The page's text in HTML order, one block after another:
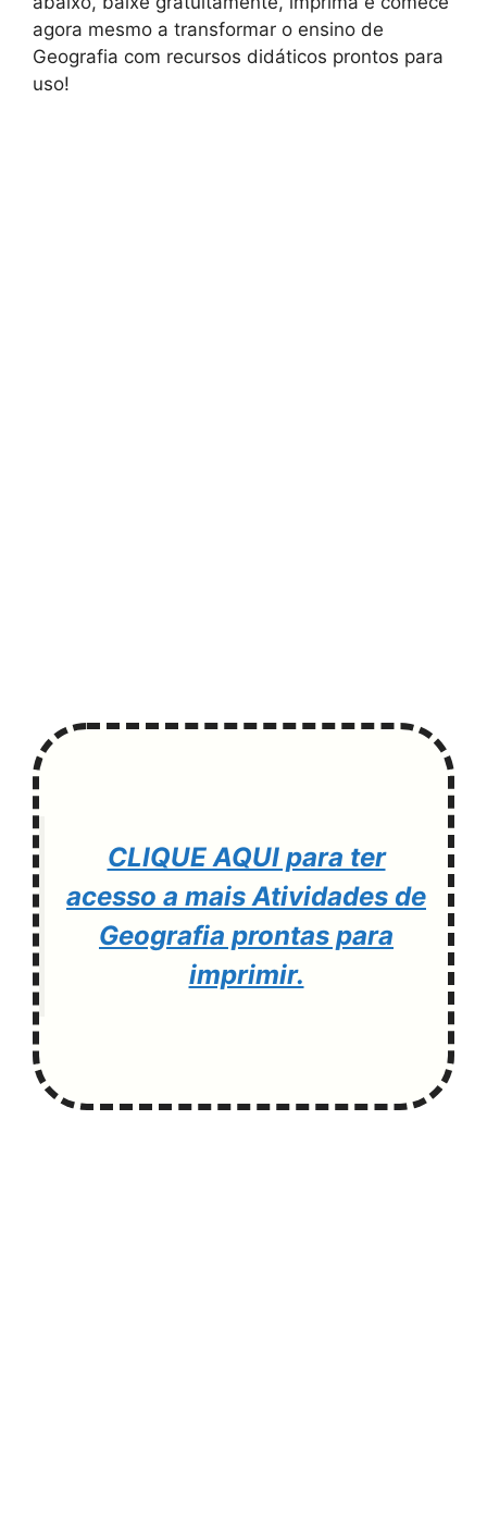
agora mesmo a transformar o ensino de
Geografia com recursos didáticos prontos para
uso!
CLIQUE AQUI para ter
acesso a mais Atividades de
Geografia prontas para
imprimir.